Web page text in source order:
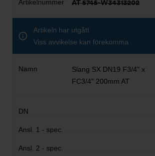
AT 5745-W34313202
Artikeln har utgått
Viss avvikelse kan förekomma
Slang SX DN19 F3/4" x
FC3/4" 200mm AT